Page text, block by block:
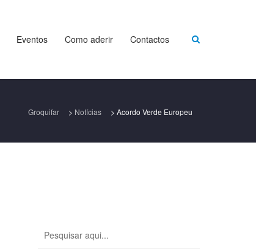
Eventos Como aderir Contactos
Groquifar > Notícias > Acordo Verde Europeu